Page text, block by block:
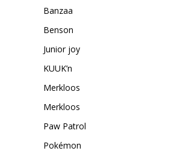
Banzaa
Benson
Junior joy
KUUK’n
Merkloos
Merkloos
Paw Patrol
Pokémon